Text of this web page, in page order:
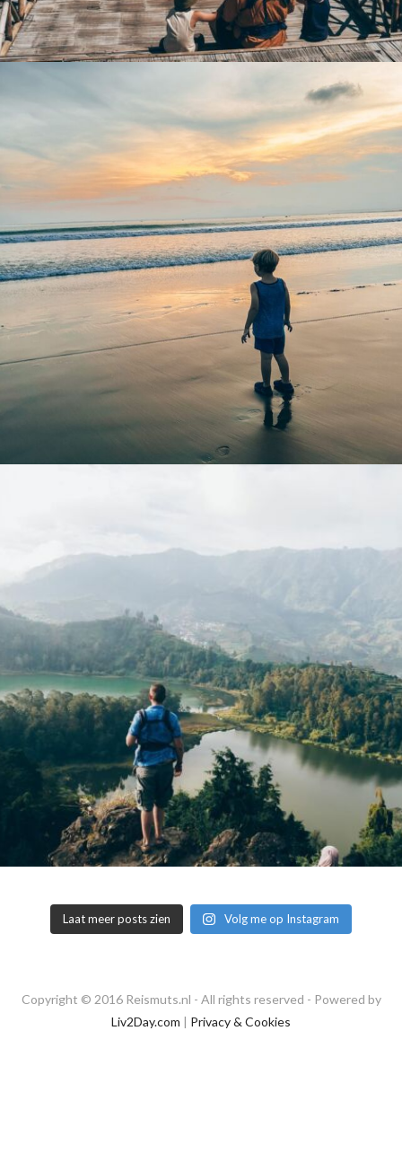
Laat meer posts zien Volg me op Instagram
Copyright © 2016 Reismuts.nl - All rights reserved - Powered by
Liv2Day.com | Privacy & Cookies